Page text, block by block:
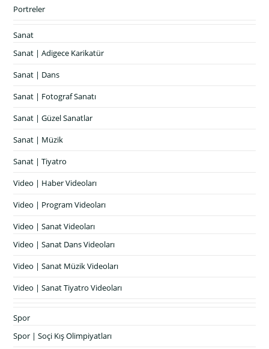
Portreler
Sanat
Sanat | Adigece Karikatür
Sanat | Dans
Sanat | Fotograf Sanatı
Sanat | Güzel Sanatlar
Sanat | Müzik
Sanat | Tiyatro
Video | Haber Videoları
Video | Program Videoları
Video | Sanat Videoları
Video | Sanat Dans Videoları
Video | Sanat Müzik Videoları
Video | Sanat Tiyatro Videoları
Spor
Spor | Soçi Kış Olimpiyatları